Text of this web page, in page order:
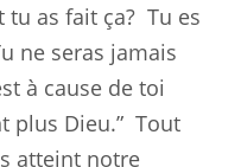
tu as fait ça? Tu es
ne seras jamais
à cause de toi
plus Dieu.” Tout
atteint notre